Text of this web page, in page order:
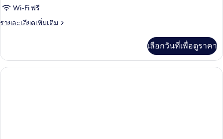
ของ
Double
Deluxe
Wi-Fi ฟรี
รายละเอียดเพิ่มเติม
ราย
เกี่ยว
กับ
Double
เลือกวันที่เพื่อดูราคา